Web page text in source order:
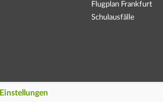
Flugplan Frankfurt
Schulausfälle